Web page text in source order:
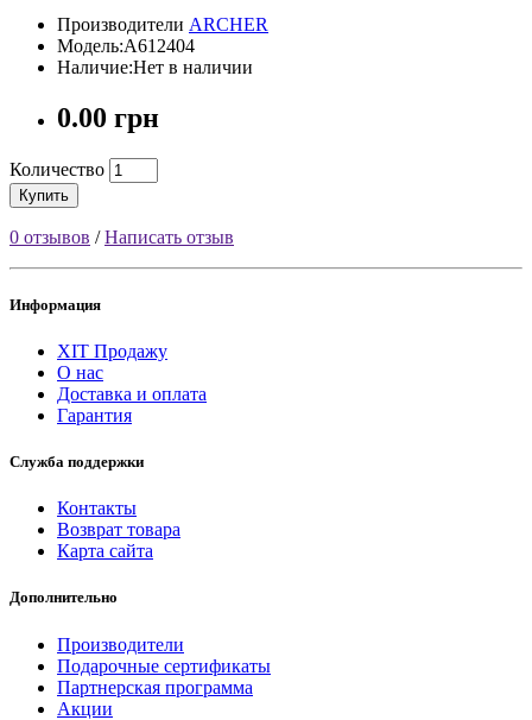
Производители ARCHER
Модель:A612404
Наличие:Нет в наличии
0.00 грн
Количество
Купить
0 отзывов /Написать отзыв
Информация
ХІТ Продажу
О нас
Доставка и оплата
Гарантия
Служба поддержки
Контакты
Возврат товара
Карта сайта
Дополнительно
Производители
Подарочные сертификаты
Партнерская программа
Акции